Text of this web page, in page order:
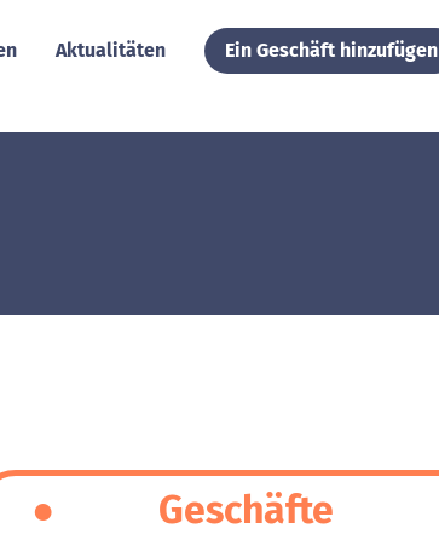
Aktualitäten Ein Geschäft hinzufügen
Geschäfte